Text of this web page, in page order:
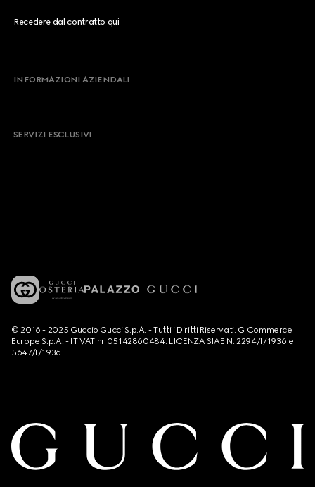
Recedere dal contratto qui
INFORMAZIONI AZIENDALI
SERVIZI ESCLUSIVI
© 2016 - 2025 Guccio Gucci S.p.A. - Tutti i Diritti Riservati. G Commerce
Europe S.p.A. - IT VAT nr 05142860484. LICENZA SIAE N. 2294/I/1936 e
5647/I/1936